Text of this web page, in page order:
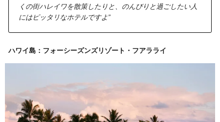
くの街ハレイワを散策したりと、のんびりと過ごしたい人
にはピッタリなホテルですよ”
ハワイ島：フォーシーズンズリゾート・フアラライ